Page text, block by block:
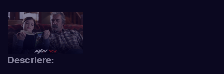
Descriere: